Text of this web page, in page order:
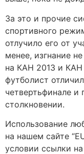
За это и прочие
спортивного
отлучило его от
менее, изгнание
на КАН 2013 и КАН
футболист
четвертьфинале и
столкновении.
Использование
на нашем сайте
условии ссылки